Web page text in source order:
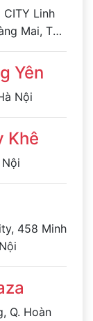
CITY Linh
Mai, Tp.
Yên
Nội
Khê
458 Minh
Q. Hoàn